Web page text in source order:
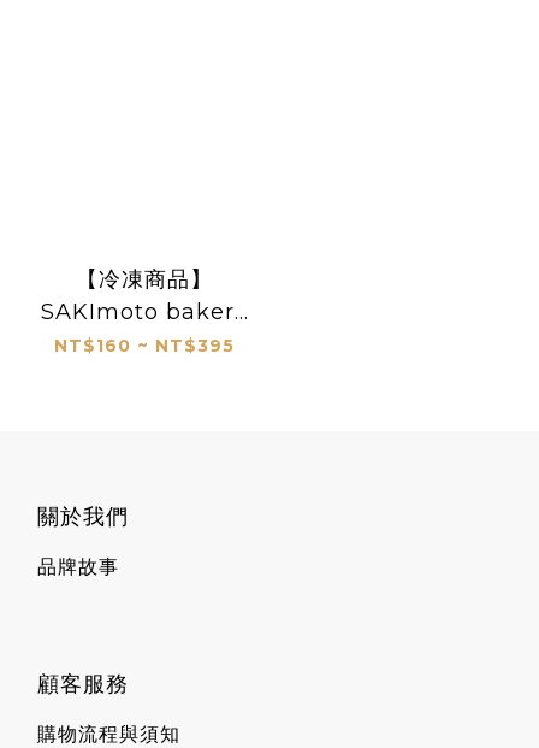
【冷凍商品】
SAKImoto bakery
日規一斤生吐司
NT$160 ~ NT$395
關於我們
品牌故事
顧客服務
購物流程與須知